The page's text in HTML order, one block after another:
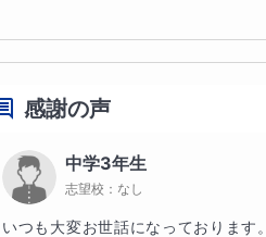
感謝の声
中学3年生
志望校： なし
いつも大変お世話になっております。